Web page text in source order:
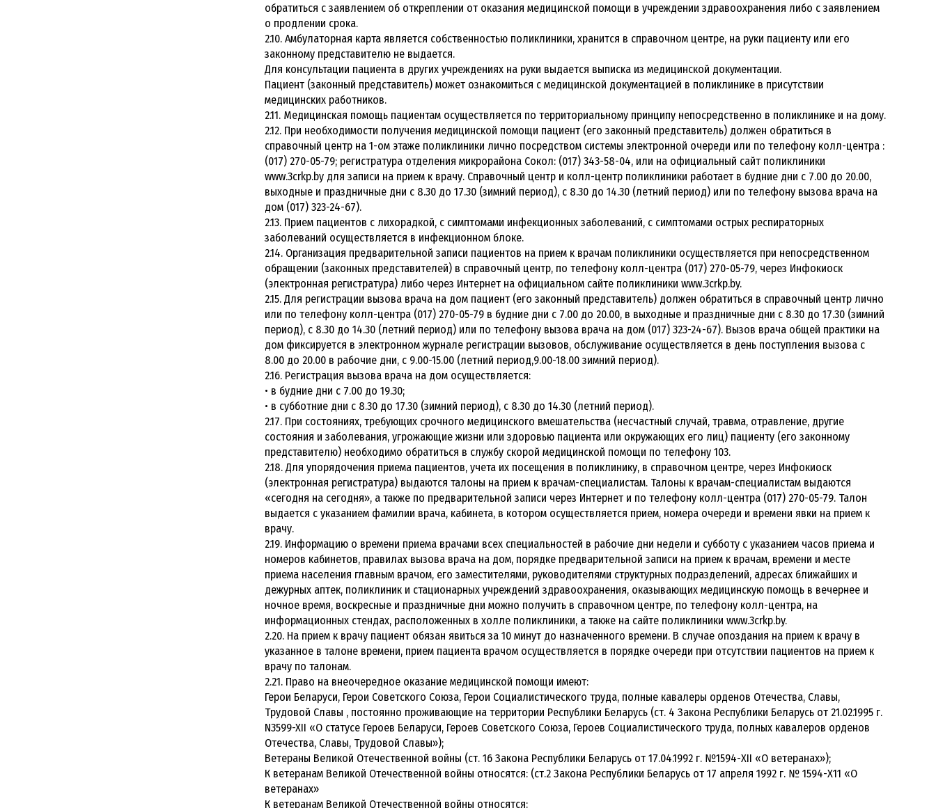
обратиться с заявлением об откреплении от оказания медицинской помощи в учреждении здравоохранения либо с заявлением
о продлении срока.
2.10. Амбулаторная карта является собственностью поликлиники, хранится в справочном центре, на руки пациенту или его
законному представителю не выдается.
Для консультации пациента в других учреждениях на руки выдается выписка из медицинской документации.
Пациент (законный представитель) может ознакомиться с медицинской документацией в поликлинике в присутствии
медицинских работников.
2.11. Медицинская помощь пациентам осуществляется по территориальному принципу непосредственно в поликлинике и на дому.
2.12. При необходимости получения медицинской помощи пациент (его законный представитель) должен обратиться в
справочный центр на 1-ом этаже поликлиники лично посредством системы электронной очереди или по телефону колл-центра :
(017) 270-05-79; регистратура отделения микрорайона Сокол: (017) 343-58-04, или на официальный сайт поликлиники
www.3crkp.by для записи на прием к врачу. Справочный центр и колл-центр поликлиники работает в будние дни с 7.00 до 20.00,
выходные и праздничные дни с 8.30 до 17.30 (зимний период), с 8.30 до 14.30 (летний период) или по телефону вызова врача на
дом (017) 323-24-67).
2.13. Прием пациентов с лихорадкой, с симптомами инфекционных заболеваний, с симптомами острых респираторных
заболеваний осуществляется в инфекционном блоке.
2.14. Организация предварительной записи пациентов на прием к врачам поликлиники осуществляется при непосредственном
обращении (законных представителей) в справочный центр, по телефону колл-центра (017) 270-05-79, через Инфокиоск
(электронная регистратура) либо через Интернет на официальном сайте поликлиники www.3crkp.by.
2.15. Для регистрации вызова врача на дом пациент (его законный представитель) должен обратиться в справочный центр лично
или по телефону колл-центра (017) 270-05-79 в будние дни с 7.00 до 20.00, в выходные и праздничные дни с 8.30 до 17.30 (зимний
период), с 8.30 до 14.30 (летний период) или по телефону вызова врача на дом (017) 323-24-67). Вызов врача общей практики на
дом фиксируется в электронном журнале регистрации вызовов, обслуживание осуществляется в день поступления вызова с
8.00 до 20.00 в рабочие дни, с 9.00-15.00 (летний период,9.00-18.00 зимний период).
2.16. Регистрация вызова врача на дом осуществляется:
• в будние дни с 7.00 до 19.30;
• в субботние дни с 8.30 до 17.30 (зимний период), с 8.30 до 14.30 (летний период).
2.17. При состояниях, требующих срочного медицинского вмешательства (несчастный случай, травма, отравление, другие
состояния и заболевания, угрожающие жизни или здоровью пациента или окружающих его лиц) пациенту (его законному
представителю) необходимо обратиться в службу скорой медицинской помощи по телефону 103.
2.18. Для упорядочения приема пациентов, учета их посещения в поликлинику, в справочном центре, через Инфокиоск
(электронная регистратура) выдаются талоны на прием к врачам-специалистам. Талоны к врачам-специалистам выдаются
«сегодня на сегодня», а также по предварительной записи через Интернет и по телефону колл-центра (017) 270-05-79. Талон
выдается с указанием фамилии врача, кабинета, в котором осуществляется прием, номера очереди и времени явки на прием к
врачу.
2.19. Информацию о времени приема врачами всех специальностей в рабочие дни недели и субботу с указанием часов приема и
номеров кабинетов, правилах вызова врача на дом, порядке предварительной записи на прием к врачам, времени и месте
приема населения главным врачом, его заместителями, руководителями структурных подразделений, адресах ближайших и
дежурных аптек, поликлиник и стационарных учреждений здравоохранения, оказывающих медицинскую помощь в вечернее и
ночное время, воскресные и праздничные дни можно получить в справочном центре, по телефону колл-центра, на
информационных стендах, расположенных в холле поликлиники, а также на сайте поликлиники www.3crkp.by.
2.20. На прием к врачу пациент обязан явиться за 10 минут до назначенного времени. В случае опоздания на прием к врачу в
указанное в талоне времени, прием пациента врачом осуществляется в порядке очереди при отсутствии пациентов на прием к
врачу по талонам.
2.21. Право на внеочередное оказание медицинской помощи имеют:
Герои Беларуси, Герои Советского Союза, Герои Социалистического труда, полные кавалеры орденов Отечества, Славы,
Трудовой Славы , постоянно проживающие на территории Республики Беларусь (ст. 4 Закона Республики Беларусь от 21.02.1995 г.
N3599-XII «О статусе Героев Беларуси, Героев Советского Союза, Героев Социалистического труда, полных кавалеров орденов
Отечества, Славы, Трудовой Славы»);
Ветераны Великой Отечественной войны (ст. 16 Закона Республики Беларусь от 17.04.1992 г. №1594-XII «О ветеранах»);
К ветеранам Великой Отечественной войны относятся: (ст.2 Закона Республики Беларусь от 17 апреля 1992 г. № 1594-Х11 «О
ветеранах»
К ветеранам Великой Отечественной войны относятся: